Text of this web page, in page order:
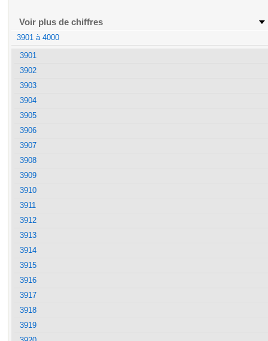
Voir plus de chiffres
3901 à 4000
3901
3902
3903
3904
3905
3906
3907
3908
3909
3910
3911
3912
3913
3914
3915
3916
3917
3918
3919